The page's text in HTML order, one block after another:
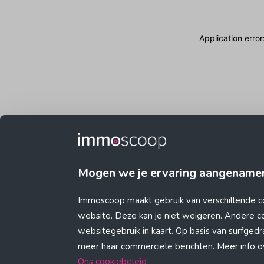
Mogen we je ervaring
Immoscoop maakt gebruik van verschillende
website. Deze kan je niet weigeren. Andere
websitegebruik in kaart. Op basis van
meer haar commerciële berichten. Meer info
Ons cookiebeleid
Application